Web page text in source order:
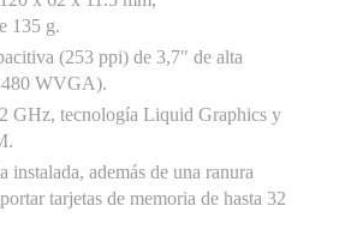
135 g.
(253 ppi) de 3,7″ de alta
WVGA).
GHz, tecnología Liquid Graphics y
instalada, además de una ranura
tarjetas de memoria de hasta 32